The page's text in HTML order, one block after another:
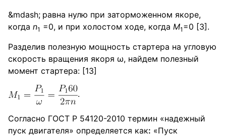
равна нулю при заторможенном якоре,
когда n1 =0, и при холостом ходе, когда M1 =0 [3].
Разделив полезную мощность стартера на угловую
скорость вращения якоря ω, найдем полезный
момент стартера: [13]
.
Согласно ГОСТ Р 54120-2010 термин «надежный
пуск двигателя» определяется как: «Пуск